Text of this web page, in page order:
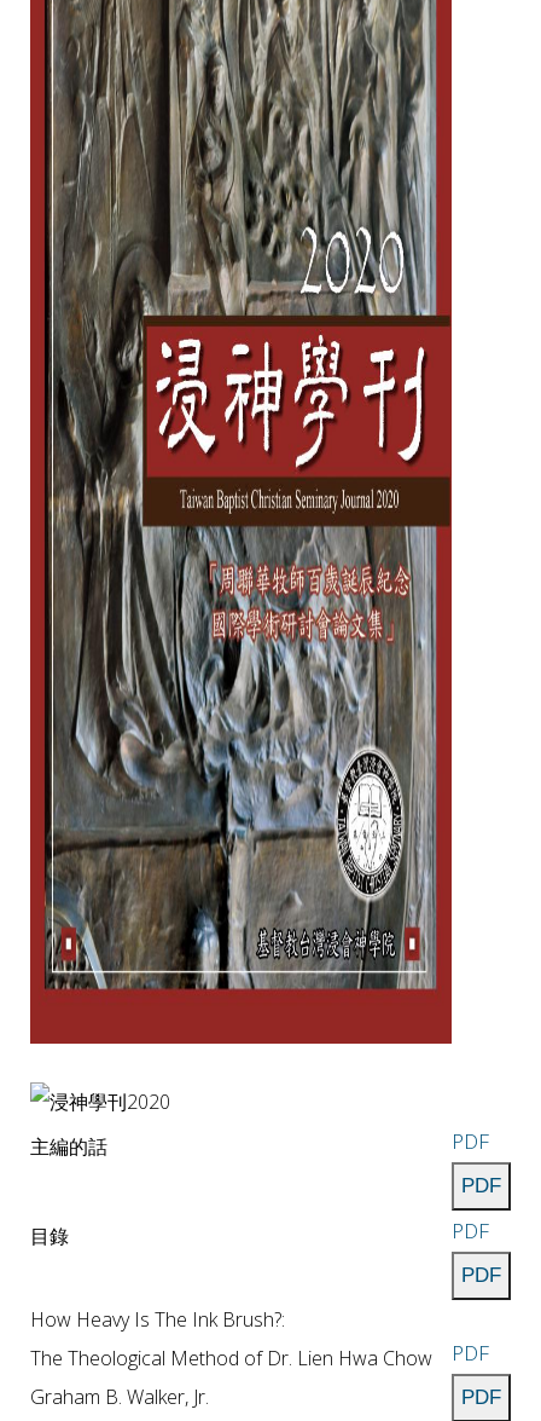
主編的話 PDF
目錄 PDF
How Heavy Is The Ink Brush?:
The Theological Method of Dr. Lien Hwa Chow
Graham B. Walker, Jr.
PDF